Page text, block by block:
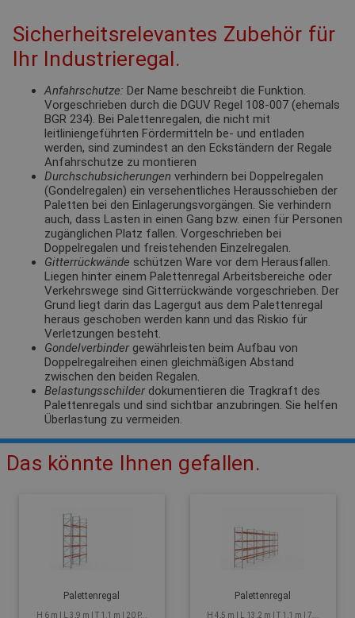
Sicherheitsrelevantes Zubehör für
Ihr Industrieregal.
Anfahrschutze: Der Name beschreibt die Funktion.
Vorgeschrieben durch die DGUV Regel 108-007 (ehemals
BGR 234). Bei Palettenregalen, die nicht mit
leitliniengeführten Fördermitteln be- und entladen
werden, sind zumindest an den Eckständern der Regale
Anfahrschutze zu montieren
Durchschubsicherungen verhindern bei Doppelregalen
(Gondelregalen) ein versehentliches Herausschieben der
Paletten bei den Einlagerungsvorgängen. Sie verhindern
auch, dass Lasten in einen Gang bzw. einen für Personen
zugänglichen Platz fallen. Vorgeschrieben bei
Doppelregalen und freistehenden Einzelregalen.
Gitterrückwände schützen Ware vor dem Herausfallen.
Liegen hinter einem Palettenregal Arbeitsbereiche oder
Verkehrswege sind Gitterrückwände vorgeschrieben. Der
Grund liegt darin das Lagergut aus dem Palettenregal
heraus geschoben werden kann und das Riskio für
Verletzungen besteht.
Gondelverbinder gewährleisten beim Aufbau von
Doppelregalreihen einen gleichmäßigen Abstand
zwischen den beiden Regalen.
Belastungsschilder dokumentieren die Tragkraft des
Palettenregals und sind sichtbar anzubringen. Sie helfen
Überlastung zu vermeiden.
Das könnte Ihnen gefallen.
Palettenregal
H 6 m | L 3,9 m | T 1,1 m | 20 P...
Palettenregal
H 4,5 m | L 13,2 m | T 1,1 m | 7...